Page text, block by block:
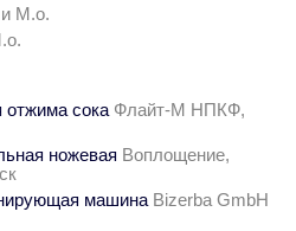
М.о.
отжима сока Флайт-М НПКФ,
ножевая Воплощение,
машина Bizerba GmbH